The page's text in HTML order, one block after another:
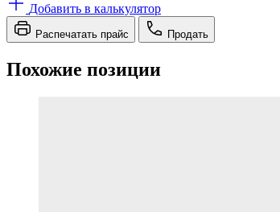
Добавить в калькулятор
Распечатать прайс Продать
Похожие позиции